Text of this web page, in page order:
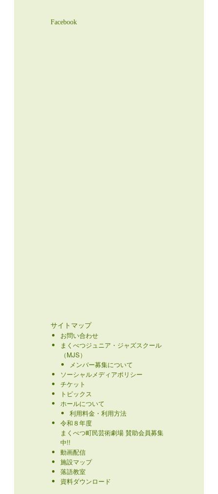
Facebook
サイトマップ
お問い合わせ
まくべつジュニア・ジャズスクール
（MJS）
メンバー募集について
ソーシャルメディアポリシー
チケット
トピックス
ホールについて
利用料金・利用方法
令和８年度
まくべつ町民芸術劇場 賛助会員募集
中!!
動画配信
施設マップ
落語教室
資料ダウンロード